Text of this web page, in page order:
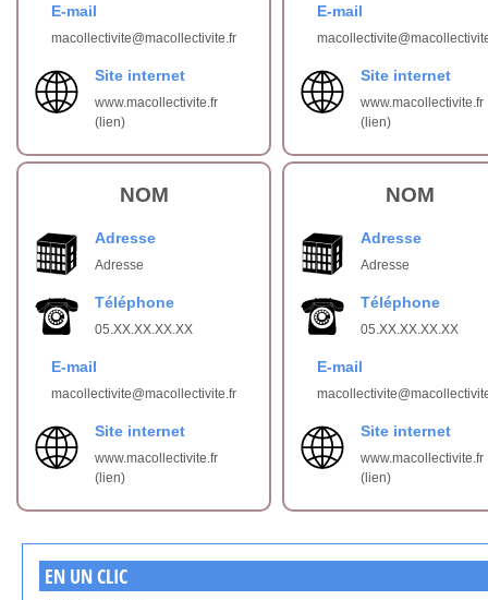
E-mail
macollectivite@macollectivite.fr
Site internet
www.macollectivite.fr
(lien)
NOM
Adresse
Adresse
Téléphone
05.XX.XX.XX.XX
E-mail
macollectivite@macollectivite.fr
Site internet
www.macollectivite.fr
(lien)
E-mail
Site internet
www.macollectivite.fr
(lien)
NOM
Adresse
Adresse
Téléphone
05.XX.XX.XX.XX
E-mail
Site internet
www.macollectivite.fr
(lien)
EN UN CLIC